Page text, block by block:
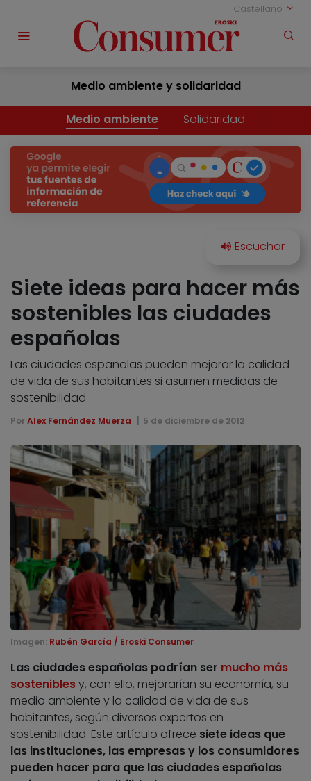
Castellano
Medio ambiente y solidaridad
Medio ambiente Solidaridad
Siete ideas para hacer más
sostenibles las ciudades
españolas
Las ciudades españolas pueden mejorar la calidad
de vida de sus habitantes si asumen medidas de
sostenibilidad
Por Alex Fernández Muerza 5 de diciembre de 2012
Imagen: Rubén García / Eroski Consumer
Las ciudades españolas podrían ser mucho más
sosteniblesy, con ello, mejorarían su economía, su
medio ambiente y la calidad de vida de sus
habitantes, según diversos expertos en
sostenibilidad. Este artículo ofrece siete ideas que
las instituciones, las empresas y los consumidores
pueden hacer para que las ciudades españolas